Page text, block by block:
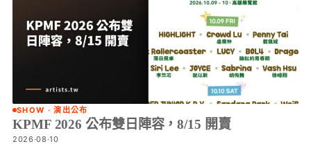
SHOW · 演出公布
KPMF 2026 公布雙日陣容，8/15 開賣
2026·08·10